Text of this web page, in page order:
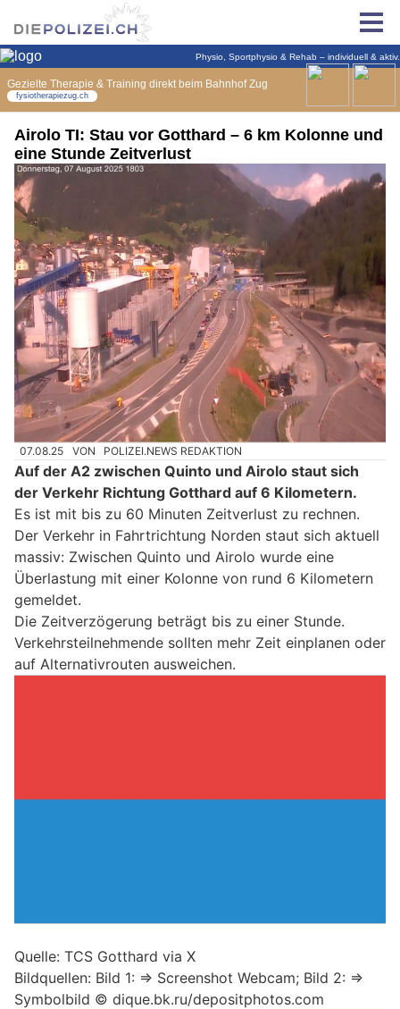
Airolo TI: Stau vor Gotthard – 6 km Kolonne und
eine Stunde Zeitverlust
07.08.25 VON POLIZEI.NEWS REDAKTION
Auf der A2 zwischen Quinto und Airolo staut sich
der Verkehr Richtung Gotthard auf 6 Kilometern.
Es ist mit bis zu 60 Minuten Zeitverlust zu rechnen.
Der Verkehr in Fahrtrichtung Norden staut sich aktuell
massiv: Zwischen Quinto und Airolo wurde eine
Überlastung mit einer Kolonne von rund 6 Kilometern
gemeldet.
Die Zeitverzögerung beträgt bis zu einer Stunde.
Verkehrsteilnehmende sollten mehr Zeit einplanen oder
auf Alternativrouten ausweichen.
Quelle: TCS Gotthard via X
Bildquellen: Bild 1: => Screenshot Webcam; Bild 2: =>
Symbolbild © dique.bk.ru/depositphotos.com